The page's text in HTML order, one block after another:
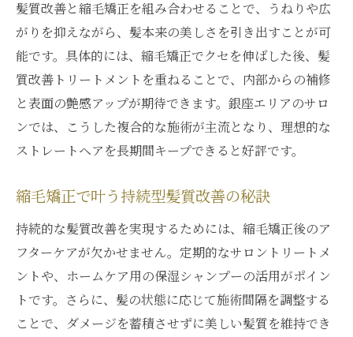
髪質改善と縮毛矯正を組み合わせることで、うねりや広
がりを抑えながら、髪本来の美しさを引き出すことが可
能です。具体的には、縮毛矯正でクセを伸ばした後、髪
質改善トリートメントを重ねることで、内部からの補修
と表面の艶感アップが期待できます。銀座エリアのサロ
ンでは、こうした複合的な施術が主流となり、理想的な
ストレートヘアを長期間キープできると好評です。
縮毛矯正で叶う持続型髪質改善の秘訣
持続的な髪質改善を実現するためには、縮毛矯正後のア
フターケアが欠かせません。定期的なサロントリートメ
ントや、ホームケア用の保湿シャンプーの活用がポイン
トです。さらに、髪の状態に応じて施術間隔を調整する
ことで、ダメージを蓄積させずに美しい髪質を維持でき